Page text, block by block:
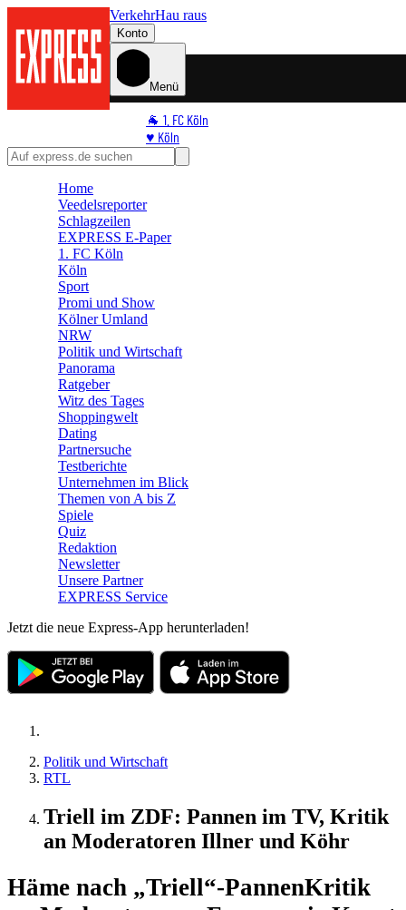
VerkehrHau raus
Konto
Menü
🐐 1. FC Köln
♥️ Köln
⭐ Promi
🛒 Shoppingwelt
Home
Veedelsreporter
Schlagzeilen
EXPRESS E-Paper
1. FC Köln
Köln
Sport
Promi und Show
Kölner Umland
NRW
Politik und Wirtschaft
Panorama
Ratgeber
Witz des Tages
Shoppingwelt
Dating
Partnersuche
Testberichte
Unternehmen im Blick
Themen von A bis Z
Spiele
Quiz
Redaktion
Newsletter
Unsere Partner
EXPRESS Service
Jetzt die neue Express-App herunterladen!
Politik und Wirtschaft
RTL
Triell im ZDF: Pannen im TV, Kritik
an Moderatoren Illner und Köhr
Häme nach „Triell“-PannenKritik